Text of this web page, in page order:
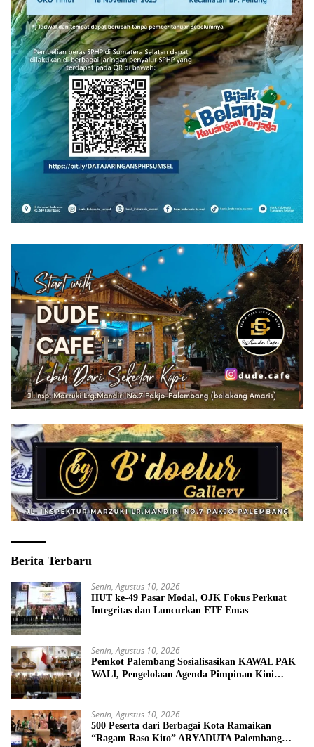
Berita Terbaru
Senin, Agustus 10, 2026
HUT ke-49 Pasar Modal, OJK Fokus Perkuat
Integritas dan Luncurkan ETF Emas
Senin, Agustus 10, 2026
Pemkot Palembang Sosialisasikan KAWAL PAK
WALI, Pengelolaan Agenda Pimpinan Kini
Senin, Agustus 10, 2026
500 Peserta dari Berbagai Kota Ramaikan
“Ragam Raso Kito” ARYADUTA Palembang